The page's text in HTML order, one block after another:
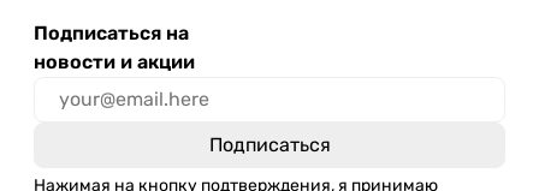
Подписаться на
новости и акции
Нажимая на кнопку подтверждения, я принимаю